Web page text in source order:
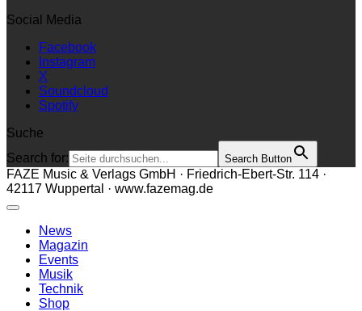
Social Media
Facebook
Instagram
X
Soundcloud
Spotify
Suche
Search for:
Search Button
FAZE Music & Verlags GmbH · Friedrich-Ebert-Str. 114 ·
42117 Wuppertal · www.fazemag.de
News
Magazin
Events
Musik
Technik
Shop